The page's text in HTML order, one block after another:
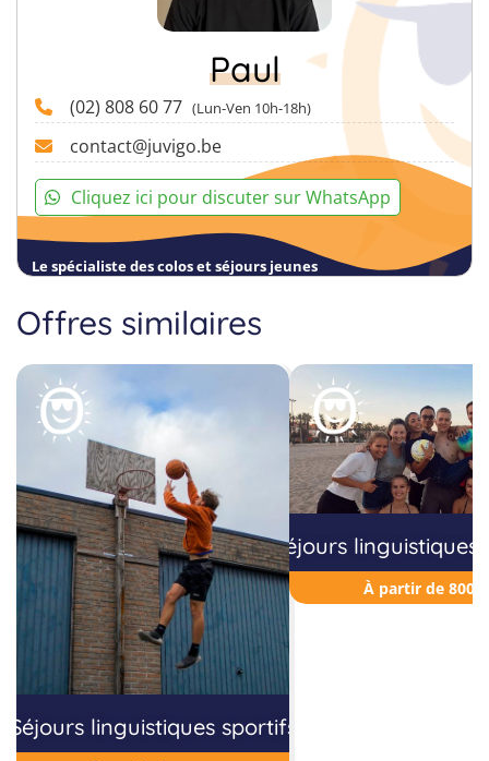
Paul
(02) 808 60 77 (Lun-Ven 10h-18h)
contact@juvigo.be
Cliquez ici pour discuter sur WhatsApp
Le spécialiste des colos et séjours jeunes
Offres similaires
Séjours linguistiques sportifs
Séjours linguistiques
À partir de 800 €